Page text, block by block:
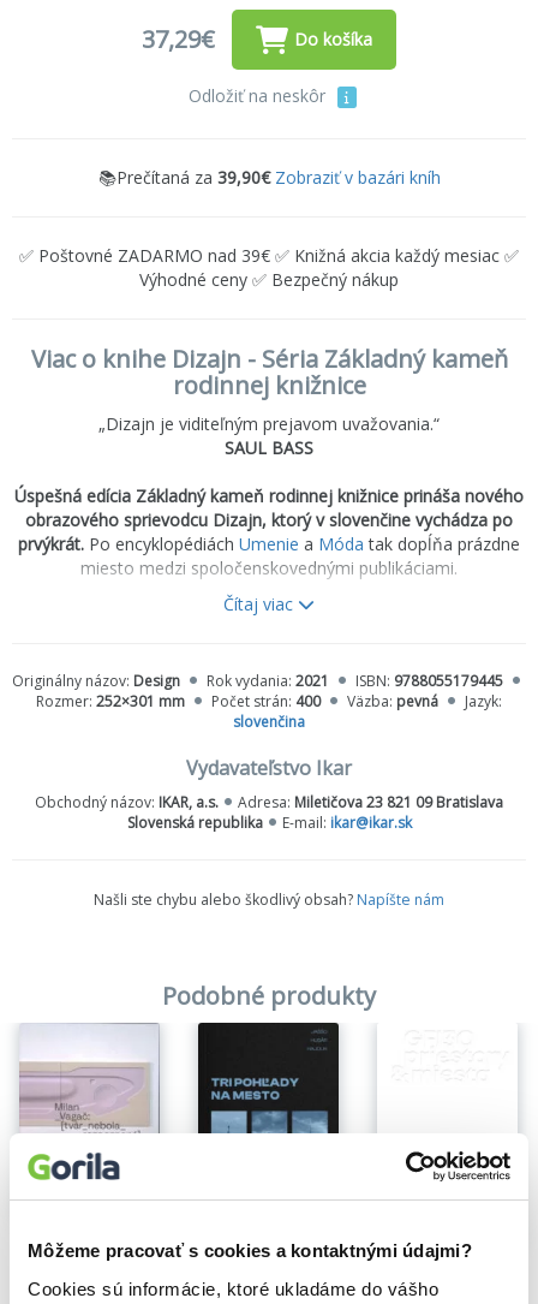
Môžeme pracovať s cookies a kontaktnými údajmi?
Cookies sú informácie, ktoré ukladáme do vášho
37,29€ Do košíka
Odložiť na neskôr
📚Prečítaná za 39,90€ Zobraziť v bazári kníh
✅ Poštovné ZADARMO nad 39€ ✅ Knižná akcia každý mesiac ✅
Výhodné ceny ✅ Bezpečný nákup
Viac o knihe Dizajn - Séria Základný kameň
rodinnej knižnice
„Dizajn je viditeľným prejavom uvažovania.“
SAUL BASS
Úspešná edícia Základný kameň rodinnej knižnice prináša nového
obrazového sprievodcu Dizajn, ktorý v slovenčine vychádza po
prvýkrát. Po encyklopédiách Umenie a Móda tak dopĺňa prázdne
miesto medzi spoločenskovednými publikáciami.
Vplyv zásadných hnutí v dizajne, nástup nových technológií a
obklopuje. Táto prehľadná publikácia prináša to najlepšie z tvorby
najslávnejších autorov – aj v podobe časových osí, ktoré sledujú
byť zdrojom inšpirácie nielen pre profesionálnych dizajnérov, ale
pre každého, kto vie, že aj funkčné veci môžu byť krásne.
Čítaj viac
Originálny názov: Design Rok vydania: 2021 ISBN: 9788055179445
Rozmer: 252×301 mm Počet strán: 400 Väzba: pevná
Jazyk:
slovenčina
Vydavateľstvo Ikar
Obchodný názov: IKAR, a.s. Adresa: Miletičova 23 821 09 Bratislava
Slovenská republika
E-mail: ikar@ikar.sk
Našli ste chybu alebo škodlivý obsah? Napíšte nám
Podobné produkty
[tvár_nebola_rozpoznaná]
7,50€
Tri pohľady na mesto
28,60€
Na sklade
Kolektív GFI